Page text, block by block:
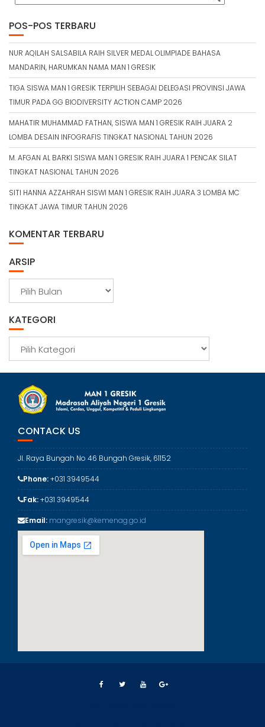
POS-POS TERBARU
NUR AQILAH SALSABILA RAIH SILVER MEDAL OLIMPIADE BAHASA
MANDARIN, HARUMKAN NAMA MAN 1 GRESIK
TIGA SISWA MAN 1 GRESIK TERPILIH SEBAGAI DELEGASI PROVINSI JAWA
TIMUR PADA GG BIODIVERSITY ACTION CAMP 2026
MAHATIR MUHAMMAD FATHAN, SISWA MAN 1 GRESIK RAIH JUARA 2
LOMBA DESAIN INFOGRAFIS TINGKAT NASIONAL TAHUN 2026
M. AFGAN AL BARKI SISWA MAN 1 GRESIK RAIH JUARA 1 PENCAK SILAT
TINGKAT NASIONAL TAHUN 2026
SITI HANNA AZZAHRAH SISWI MAN 1 GRESIK RAIH JUARA 3 LOMBA MC
TINGKAT JAWA TIMUR TAHUN 2026
KOMENTAR TERBARU
ARSIP
i
KATEGORI
t
CONTACK US
Jl. Raya Bungah No 46 Bungah Gresik, 61152
Phone:+031 3949544
Fak:+031 3949544
Email: mangresik@kemenag.go.id